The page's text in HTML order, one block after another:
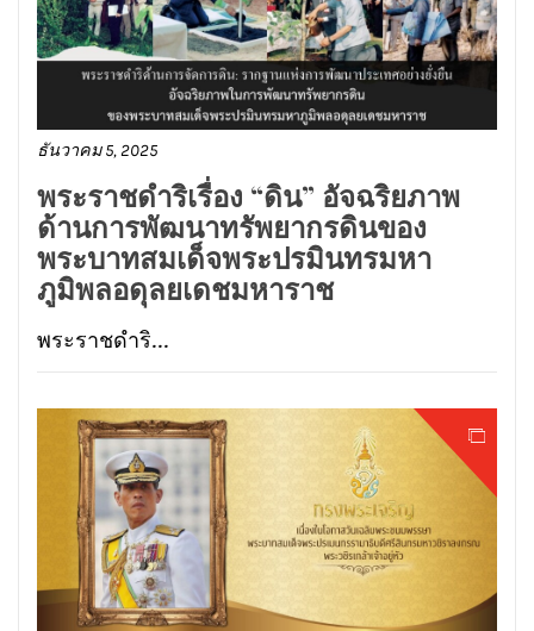
ธันวาคม 5, 2025
พระราชดำริเรื่อง “ดิน” อัจฉริยภาพ
ด้านการพัฒนาทรัพยากรดินของ
พระบาทสมเด็จพระปรมินทรมหา
ภูมิพลอดุลยเดชมหาราช
พระราชดำริ...